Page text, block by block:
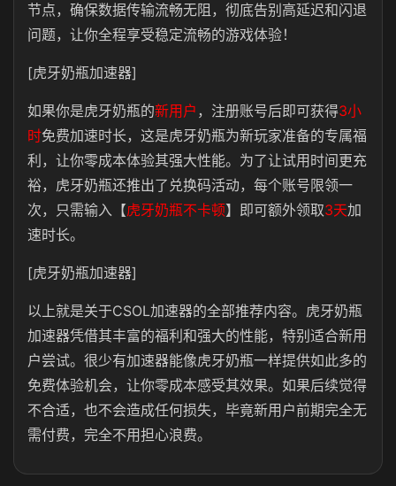
节点，确保数据传输流畅无阻，彻底告别高延迟和闪退
问题，让你全程享受稳定流畅的游戏体验！
[虎牙奶瓶加速器]
如果你是虎牙奶瓶的新用户 ，注册账号后即可获得3小
时免费加速时长，这是虎牙奶瓶为新玩家准备的专属福
利，让你零成本体验其强大性能。为了让试用时间更充
裕，虎牙奶瓶还推出了兑换码活动，每个账号限领一
次，只需输入【虎牙奶瓶不卡顿】即可额外领取3天加
速时长。
[虎牙奶瓶加速器]
以上就是关于CSOL加速器的全部推荐内容。虎牙奶瓶
加速器凭借其丰富的福利和强大的性能，特别适合新用
户尝试。很少有加速器能像虎牙奶瓶一样提供如此多的
免费体验机会，让你零成本感受其效果。如果后续觉得
不合适，也不会造成任何损失，毕竟新用户前期完全无
需付费，完全不用担心浪费。